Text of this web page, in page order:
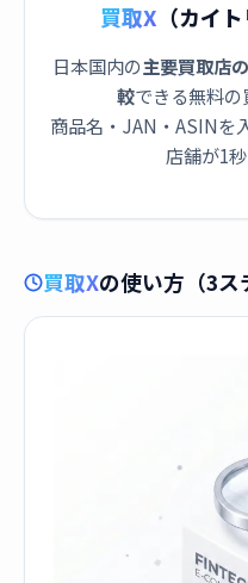
買取X （カイ
日本国内の主要買取店
較できる無料の
商品名・JAN・ASINを
店舗が1
買取Xの使い方（3ス